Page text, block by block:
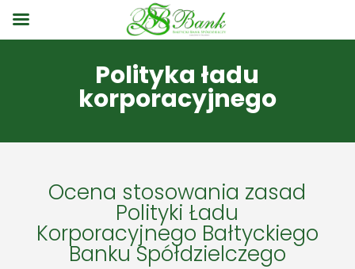
Polityka ładu
korporacyjnego
Ocena stosowania zasad
Polityki Ładu
Korporacyjnego Bałtyckiego
Banku Spółdzielczego